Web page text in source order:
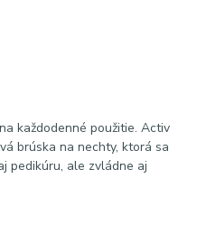
každodenné použitie. Activ
brúska na nechty, ktorá sa
pedikúru, ale zvládne aj